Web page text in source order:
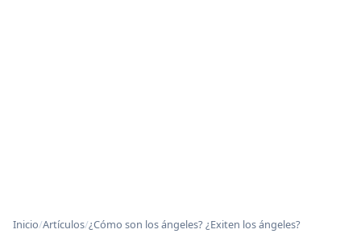
Inicio/Artículos/¿Cómo son los ángeles? ¿Exiten los ángeles?